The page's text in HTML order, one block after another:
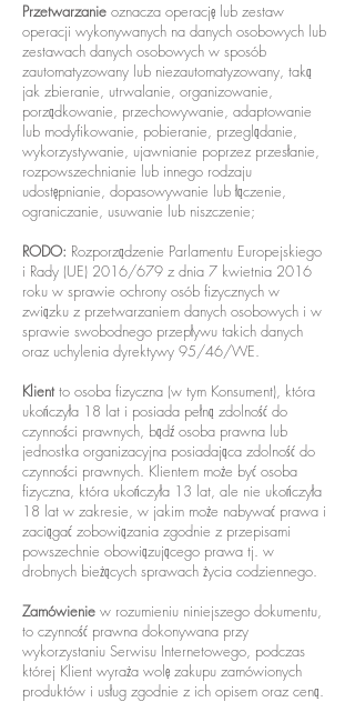
Przetwarzanie oznacza operację lub zestaw
operacji wykonywanych na danych osobowych lub
zestawach danych osobowych w sposób
zautomatyzowany lub niezautomatyzowany, taką
jak zbieranie, utrwalanie, organizowanie,
porządkowanie, przechowywanie, adaptowanie
lub modyfikowanie, pobieranie, przeglądanie,
wykorzystywanie, ujawnianie poprzez przesłanie,
rozpowszechnianie lub innego rodzaju
udostępnianie, dopasowywanie lub łączenie,
ograniczanie, usuwanie lub niszczenie;
RODO: Rozporządzenie Parlamentu Europejskiego
i Rady (UE) 2016/679 z dnia 7 kwietnia 2016
roku w sprawie ochrony osób fizycznych w
związku z przetwarzaniem danych osobowych i w
sprawie swobodnego przepływu takich danych
oraz uchylenia dyrektywy 95/46/WE.
Klient to osoba fizyczna (w tym Konsument), która
ukończyła 18 lat i posiada pełną zdolność do
czynności prawnych, bądź osoba prawna lub
jednostka organizacyjna posiadająca zdolność do
czynności prawnych. Klientem może być osoba
fizyczna, która ukończyła 13 lat, ale nie ukończyła
18 lat w zakresie, w jakim może nabywać prawa i
zaciągać zobowiązania zgodnie z przepisami
powszechnie obowiązującego prawa tj. w
drobnych bieżących sprawach życia codziennego.
Zamówienie w rozumieniu niniejszego dokumentu,
to czynność prawna dokonywana przy
wykorzystaniu Serwisu Internetowego, podczas
której Klient wyraża wolę zakupu zamówionych
produktów i usług zgodnie z ich opisem oraz ceną.